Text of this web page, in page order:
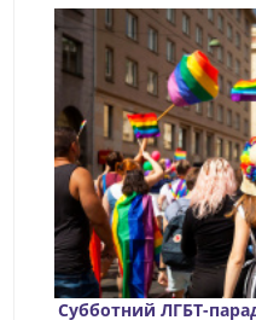
Субботний ЛГБТ-